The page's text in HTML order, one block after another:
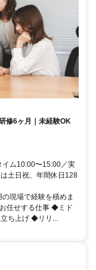
修6ヶ月｜未経験OK
イム10:00〜15:00／実
土日祝、年間休日128
現場で経験を積めま
任せする仕事 ◆ミド
ち上げ ◆リリ...